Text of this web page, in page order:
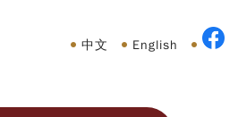
中文 English